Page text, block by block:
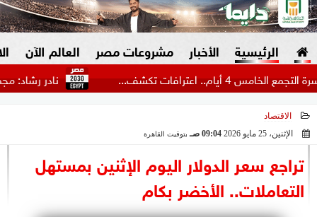
الرئيسية الأخبار
السياسة
الرئاسة
البرلمان
مشروعات مصر العالم الآن
نادر رشاد: مجموعة تكشف...
الاقتصاد
الإثنين، 25 مايو 2026
09:04 صـ بتوقيت القاهرة
تراجع سعر الدولار اليوم الإثنين بمستهل
التعاملات.. الأخضر بكام